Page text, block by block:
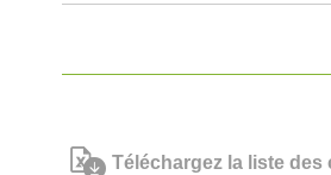
Téléchargez la liste des